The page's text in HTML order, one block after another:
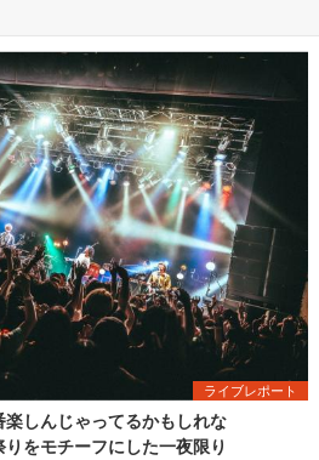
ライブレポート
しんじゃってるかもしれな
をモチーフにした一夜限り